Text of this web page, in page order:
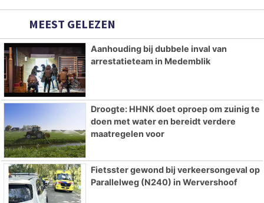
MEEST GELEZEN
Aanhouding bij dubbele inval van
arrestatieteam in Medemblik
Droogte: HHNK doet oproep om zuinig te
doen met water en bereidt verdere
maatregelen voor
Fietsster gewond bij verkeersongeval op
Parallelweg (N240) in Wervershoof